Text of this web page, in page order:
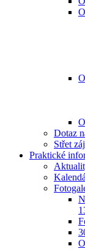
Dotaz
Střet
Praktické